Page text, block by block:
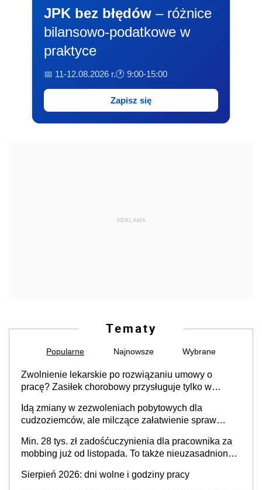
JPK bez błędów – różnice
bilansowo-podatkowe w
praktyce
📅 11-12.08.2026 r.🕐 9:00-15:00
Zapisz się
REKLAMA
Tematy
Popularne Najnowsze Wybrane
Zwolnienie lekarskie po rozwiązaniu umowy o
pracę? Zasiłek chorobowy przysługuje tylko w
stosunku pracy
Idą zmiany w zezwoleniach pobytowych dla
cudzoziemców, ale milczące załatwienie spraw
Min. 28 tys. zł zadośćuczynienia dla pracownika za
mobbing już od listopada. To także nieuzasadniona
Sierpień 2026: dni wolne i godziny pracy